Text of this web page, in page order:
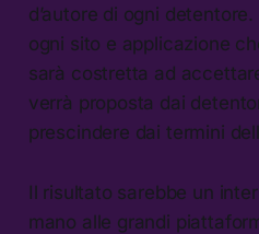
d’autore di ogni
ogni sito e applicazione
sarà costretta ad
verrà proposta dai
prescindere dai termini
Il risultato sarebbe un
mano alle grandi